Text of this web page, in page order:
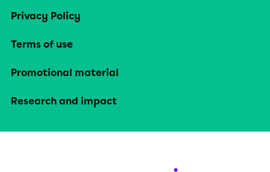
Privacy Policy
Terms of use
Promotional material
Research and impact